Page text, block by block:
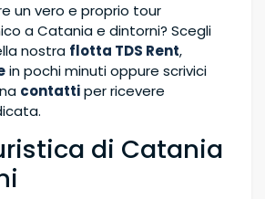
un vero e proprio tour
a Catania e dintorni? Scegli
nostra flotta TDS Rent,
in pochi minuti oppure scrivici
contattiper ricevere
di Catania